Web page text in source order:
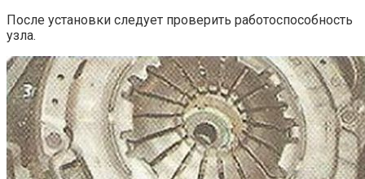
После установки следует проверить работоспособность
узла.